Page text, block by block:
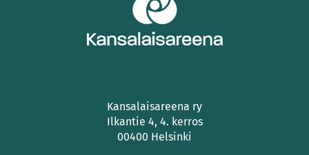
Kansalaisareena ry
Ilkantie 4, 4. kerros
00400 Helsinki